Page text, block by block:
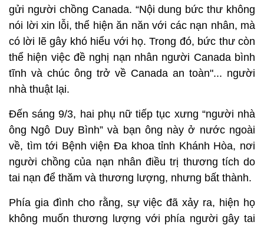
gửi người chồng Canada. “Nội dung bức thư không
nói lời xin lỗi, thể hiện ăn năn với các nạn nhân, mà
có lời lẽ gây khó hiểu với họ. Trong đó, bức thư còn
thể hiện việc đề nghị nạn nhân người Canada bình
tĩnh và chúc ông trở về Canada an toàn"... người
nhà thuật lại.
Đến sáng 9/3, hai phụ nữ tiếp tục xưng “người nhà
ông Ngô Duy Bình” và bạn ông này ở nước ngoài
về, tìm tới Bệnh viện Đa khoa tỉnh Khánh Hòa, nơi
người chồng của nạn nhân điều trị thương tích do
tai nạn để thăm và thương lượng, nhưng bất thành.
Phía gia đình cho rằng, sự việc đã xảy ra, hiện họ
không muốn thương lượng với phía người gây tai